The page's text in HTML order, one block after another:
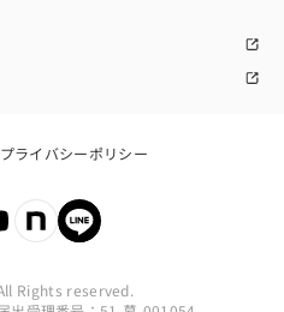
プライバシーポリシー
Rights reserved.